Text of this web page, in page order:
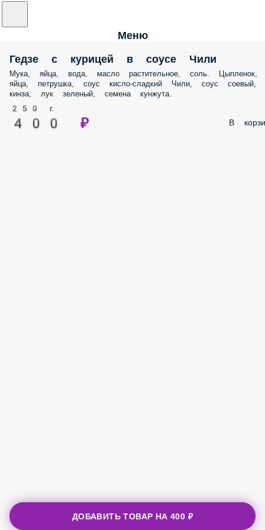
Меню
Гедзе с курицей в соусе Чили
Мука, яйца, вода, масло растительное, соль. Цыпленок,
яйца, петрушка, соус кисло-сладкий Чили, соус соевый,
кинза, лук зеленый, семена кунжута.
250 г.
400 ₽ В
ДОБАВИТЬ ТОВАР НА400 ₽